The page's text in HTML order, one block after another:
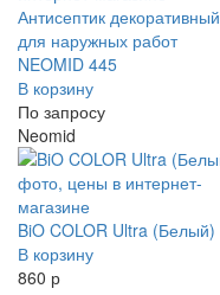
Антисептик декоративный
для наружных работ
NEOMID 445
В корзину
По запросу
Neomid
BiO COLOR Ultra (Белый)
В корзину
860 р